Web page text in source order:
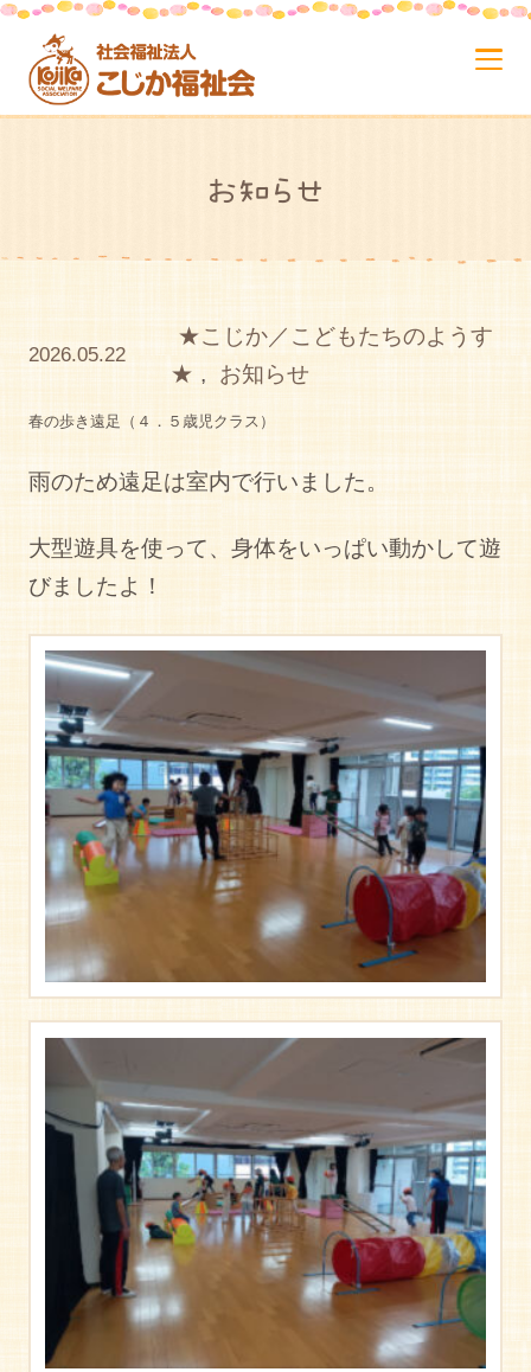
お知らせ
2026.05.22
★こじか／こどもたちのようす
★ , お知らせ
春の歩き遠足（４．５歳児クラス）
雨のため遠足は室内で行いました。
大型遊具を使って、身体をいっぱい動かして遊
びましたよ！